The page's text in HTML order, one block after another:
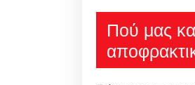
Πού μας